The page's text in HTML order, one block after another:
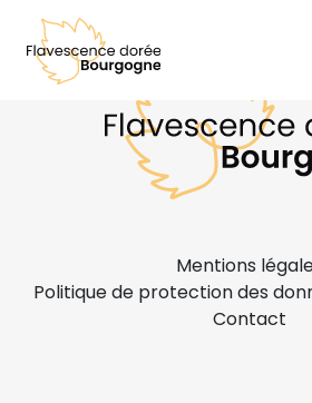
Mentions
Politique de protection des
Contact